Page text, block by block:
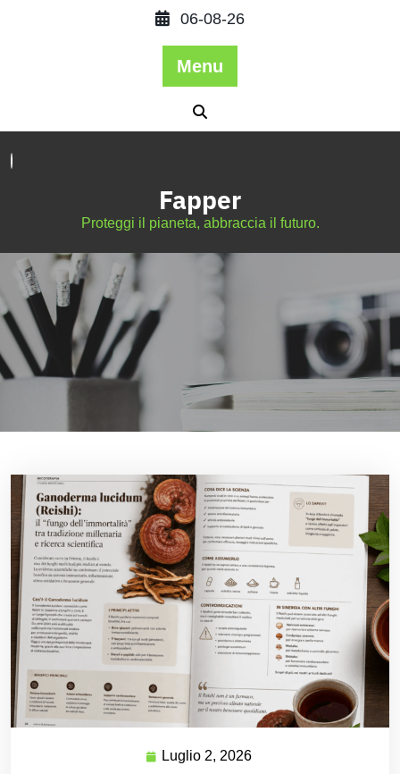
06-08-26
Menu
Fapper
Proteggi il pianeta, abbraccia il futuro.
Luglio 2, 2026